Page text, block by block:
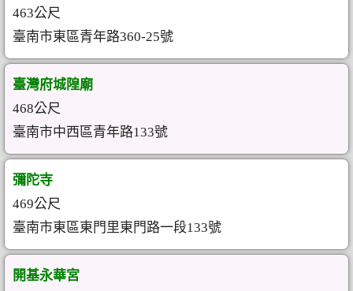
463公尺
臺南市東區青年路360-25號
臺灣府城隍廟
468公尺
臺南市中西區青年路133號
彌陀寺
469公尺
臺南市東區東門里東門路一段133號
開基永華宮